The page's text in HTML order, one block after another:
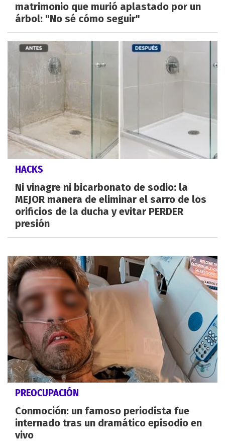
matrimonio que murió aplastado por un
árbol: "No sé cómo seguir"
HACKS
Ni vinagre ni bicarbonato de sodio: la
MEJOR manera de eliminar el sarro de los
orificios de la ducha y evitar PERDER
presión
PREOCUPACIÓN
Conmoción: un famoso periodista fue
internado tras un dramático episodio en
vivo